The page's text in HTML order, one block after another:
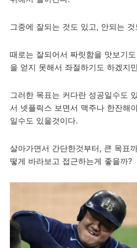
그중에 잘되는 것도 있고, 안되는
때로는 잘되어서 짜릿함을 맛보기
을 얻지 못해서 좌절하기도 하겠지
그러한 목표는 커다란 성공일수도
서 넷플릭스 보면서 맥주나 한잔해
일수도 있을것이다.
살아가면서 간단한것부터, 큰 목표
떻게 바라보고 접근하는게 좋을까?